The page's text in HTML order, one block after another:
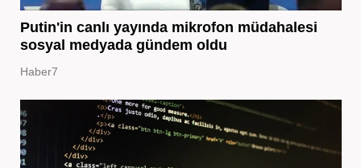
Putin'in canlı yayında mikrofon müdahalesi
sosyal medyada gündem oldu
Haber7